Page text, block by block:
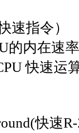
指令）
内在速率
快速运
快速